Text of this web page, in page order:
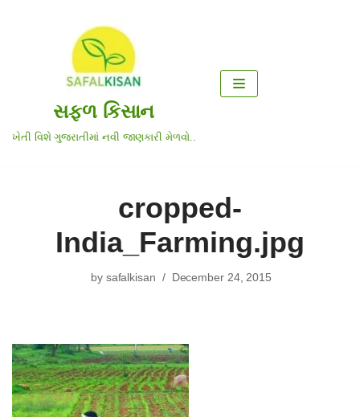
સફળ કિસાન
ખેતી વિશે ગુજરાતીમાં નવી જાણકારી મેળવો..
cropped-
India_Farming.jpg
by safalkisan December 24, 2015